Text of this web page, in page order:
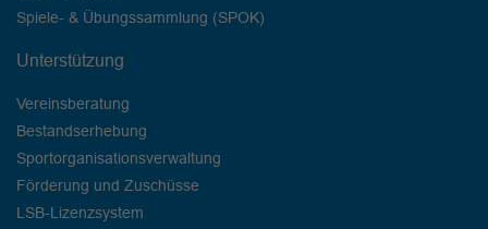
Spiele- & Übungssammlung (SPOK)
Unterstützung
Vereinsberatung
Bestandserhebung
Sportorganisationsverwaltung
Förderung und Zuschüsse
LSB-Lizenzsystem